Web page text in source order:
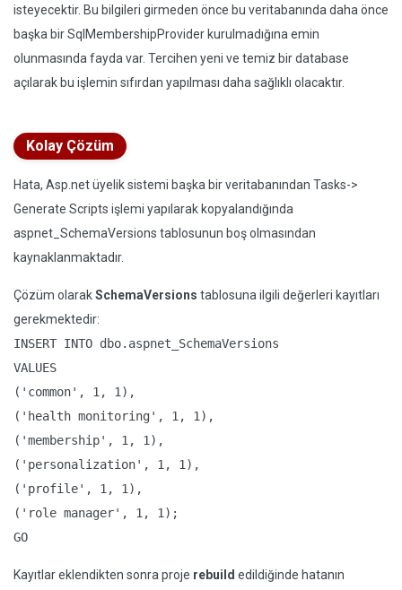
isteyecektir. Bu bilgileri girmeden önce bu veritabanında daha önce
başka bir SqlMembershipProvider kurulmadığına emin
olunmasında fayda var. Tercihen yeni ve temiz bir database
açılarak bu işlemin sıfırdan yapılması daha sağlıklı olacaktır.
Kolay Çözüm
Hata, Asp.net üyelik sistemi başka bir veritabanından Tasks->
Generate Scripts işlemi yapılarak kopyalandığında
aspnet_SchemaVersions tablosunun boş olmasından
kaynaklanmaktadır.
Çözüm olarakSchemaVersions tablosuna ilgili değerleri kayıtları
gerekmektedir:
INSERT INTO dbo.aspnet_SchemaVersions
VALUES
('common', 1, 1),
('health monitoring', 1, 1),
('membership', 1, 1),
('personalization', 1, 1),
('profile', 1, 1),
('role manager', 1, 1);
GO
Kayıtlar eklendikten sonra proje rebuild edildiğinde hatanın